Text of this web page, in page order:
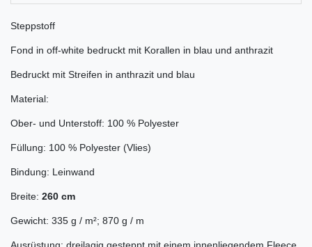
Steppstoff
Fond in off-white bedruckt mit Korallen in blau und anthrazit
Bedruckt mit Streifen in anthrazit und blau
Material:
Ober- und Unterstoff: 100 % Polyester
Füllung: 100 % Polyester (Vlies)
Bindung: Leinwand
Breite: 260 cm
Gewicht: 335 g / m²; 870 g / m
Ausrüstung: dreilagig gesteppt mit einem innenliegendem Fleece